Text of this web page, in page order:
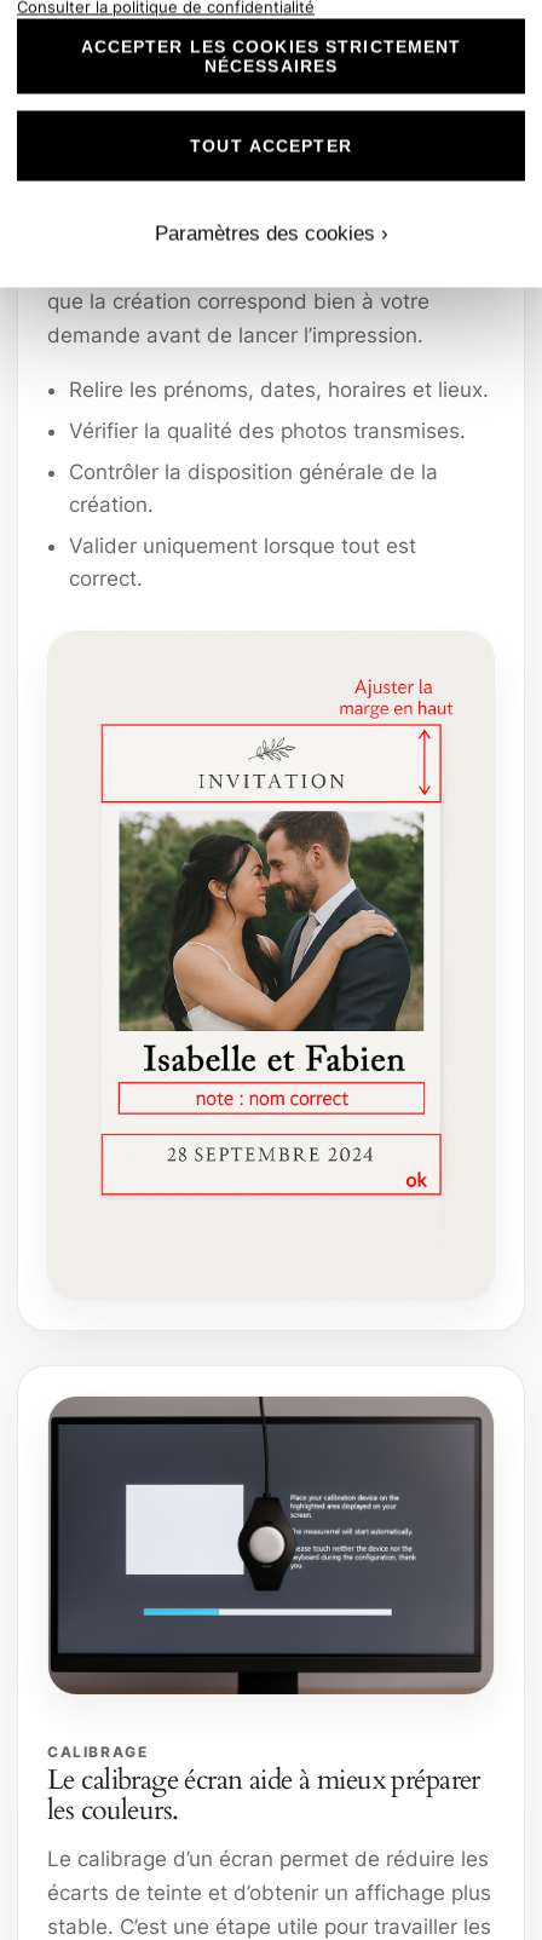
référence. Il permet de vérifier les textes, les
fautes, les prénoms, les dates, les horaires,
des éléments et la qualité des photos
indicatif, car il dépend de votre écran. En
que la création correspond bien à votre
demande avant de lancer l’impression.
Relire les prénoms, dates, horaires et lieux.
Vérifier la qualité des photos transmises.
Contrôler la disposition générale de la
création.
Valider uniquement lorsque tout est
correct.
CALIBRAGE
Le calibrage écran aide à mieux préparer
les couleurs.
Le calibrage d’un écran permet de réduire les
écarts de teinte et d’obtenir un affichage plus
stable. C’est une étape utile pour travailler les
Consulter la politique de confidentialité
ACCEPTER LES COOKIES STRICTEMENT
NÉCESSAIRES
Paramètres des cookies ›
TOUT ACCEPTER